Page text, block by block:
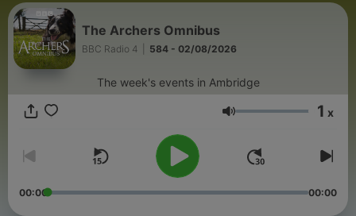
The Archers Omnibus
BBC Radio 4 584 - 02/08/2026
The week's events in Ambridge
Volumen 1 x
00:00 00:00